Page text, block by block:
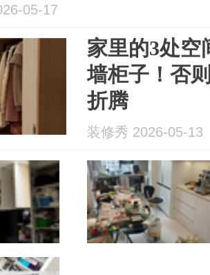
05-17
家里的3处空
墙柜子！否
折腾
装修秀 2026-05-13